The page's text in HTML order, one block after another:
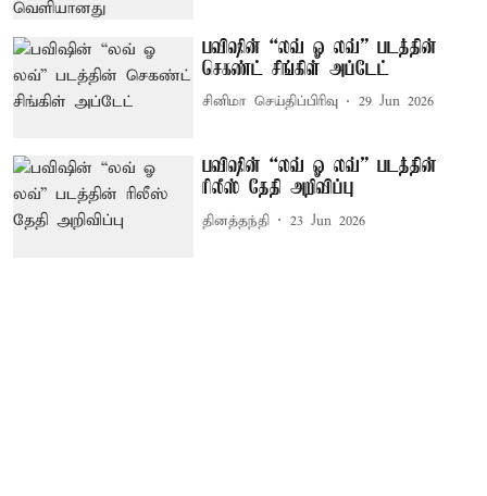
பவிஷின் “லவ் ஓ லவ்” படத்தின்
செகண்ட் சிங்கிள் அப்டேட்
சினிமா செய்திப்பிரிவு 29 Jun 2026
பவிஷின் “லவ் ஓ லவ்” படத்தின்
ரிலீஸ் தேதி அறிவிப்பு
தினத்தந்தி 23 Jun 2026